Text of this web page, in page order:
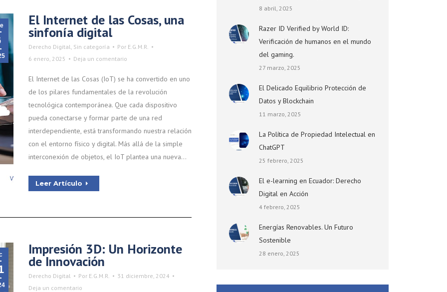
El Internet de las Cosas, una
sinfonía digital
Derecho Digital, Sin categoría Por E.G.M.R.
6 enero, 2025
Deja un comentario
El Internet de las Cosas (IoT) se ha convertido en uno
de los pilares fundamentales de la revolución
tecnológica contemporánea. Que cada dispositivo
pueda conectarse y formar parte de una red
interdependiente, está transformando nuestra relación
con el entorno físico y digital. Más allá de la simple
interconexión de objetos, el IoT plantea una nueva…
Leer Artículo
Impresión 3D: Un Horizonte
de Innovación
Derecho Digital Por E.G.M.R.
31 diciembre, 2024
Deja un comentario
8 abril, 2025
Razer ID Verified by World ID:
Verificación de humanos en el mundo
del gaming.
27 marzo, 2025
El Delicado Equilibrio Protección de
Datos y Blockchain
11 marzo, 2025
La Política de Propiedad Intelectual en
ChatGPT
25 febrero, 2025
El e-learning en Ecuador: Derecho
Digital en Acción
4 febrero, 2025
Energías Renovables. Un Futuro
Sostenible
28 enero, 2025